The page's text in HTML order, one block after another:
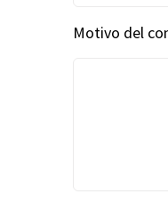
Motivo del